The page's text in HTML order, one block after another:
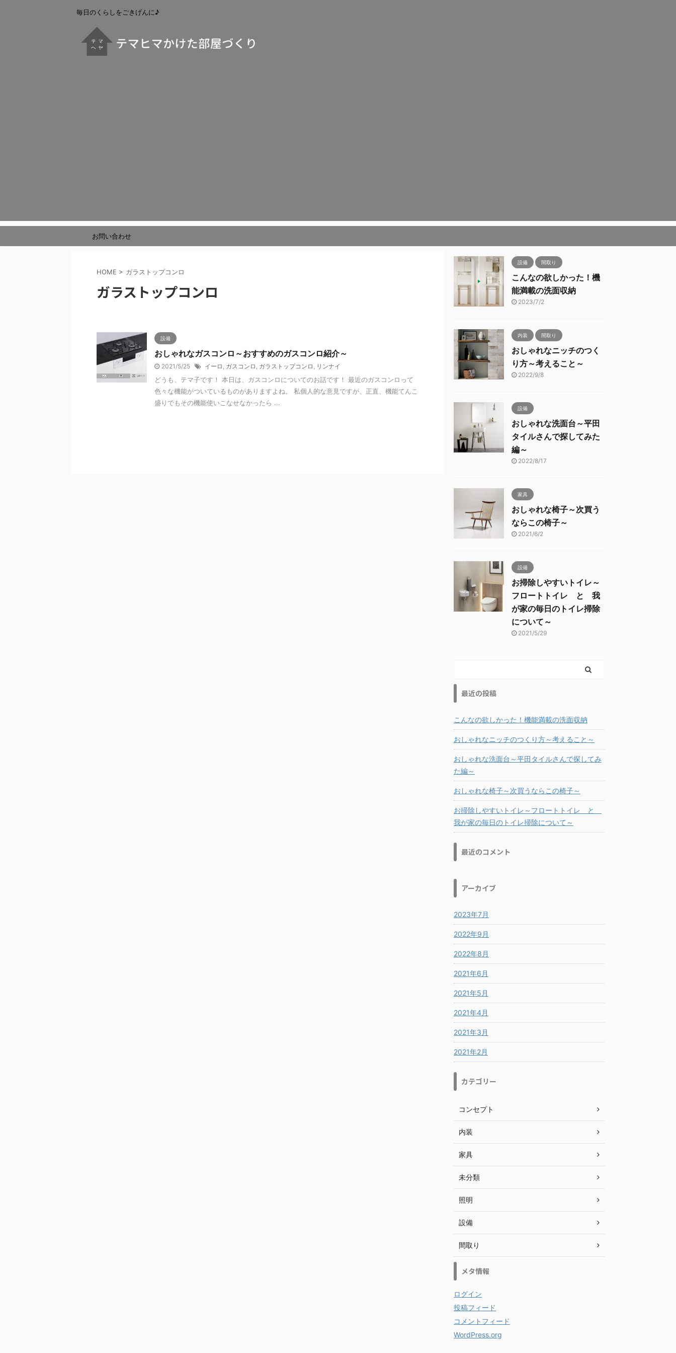
毎日のくらしをごきげんに♪
お問い合わせ
HOME > ガラストップコンロ
ガラストップコンロ
設備
おしゃれなガスコンロ～おすすめのガスコンロ紹介～
2021/5/25 イーロ , ガスコンロ , ガラストップコンロ , リンナイ
どうも、テマ子です！ 本日は、ガスコンロについてのお話です！ 最近のガスコンロって
色々な機能がついているものがありますよね。 私個人的な意見ですが、正直、機能てんこ
盛りでもその機能使いこなせなかったら ...
設備 間取り
こんなの欲しかった！機
能満載の洗面収納
2023/7/2
内装 間取り
おしゃれなニッチのつく
り方～考えること～
2022/9/8
設備
おしゃれな洗面台～平田
タイルさんで探してみた
編～
2022/8/17
家具
おしゃれな椅子～次買う
ならこの椅子～
2021/6/2
設備
お掃除しやすいトイレ～
フロートトイレ と 我
が家の毎日のトイレ掃除
について～
2021/5/29
最近の投稿
こんなの欲しかった！機能満載の洗面収納
おしゃれなニッチのつくり方～考えること～
おしゃれな洗面台～平田タイルさんで探してみ
た編～
おしゃれな椅子～次買うならこの椅子～
お掃除しやすいトイレ～フロートトイレ と
我が家の毎日のトイレ掃除について～
最近のコメント
アーカイブ
2023年7月
2022年9月
2022年8月
2021年6月
2021年5月
2021年4月
2021年3月
2021年2月
カテゴリー
コンセプト
内装
家具
未分類
照明
設備
間取り
メタ情報
ログイン
投稿フィード
コメントフィード
WordPress.org